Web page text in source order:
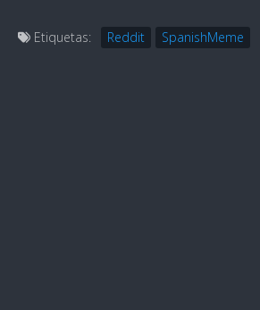
Etiquetas: Reddit SpanishMeme